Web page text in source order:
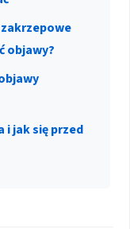
objawy?
i jak się przed